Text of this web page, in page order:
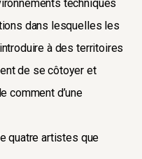
techniques
dans lesquelles les
à des territoires
de se côtoyer et
comment d’une
quatre artistes que